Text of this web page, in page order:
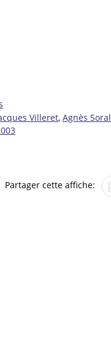
Villeret, Agnès Soral
Partager cette affiche: